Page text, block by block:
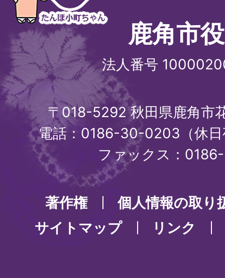
鹿角市
法人番号
〒018-5292 秋田県鹿角市
電話：0186-30-0203（休
ファックス：
著作権
個人情報の取り
サイトマップ
リンク